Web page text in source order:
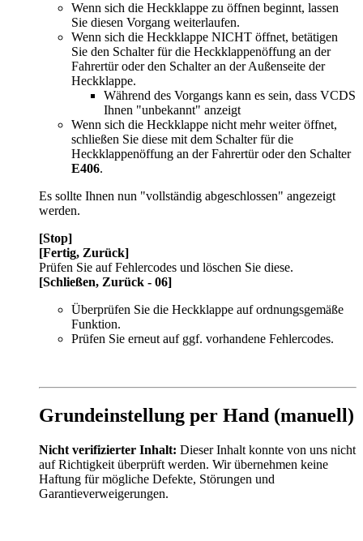
Wenn sich die Heckklappe zu öffnen beginnt, lassen
Sie diesen Vorgang weiterlaufen.
Wenn sich die Heckklappe NICHT öffnet, betätigen
Sie den Schalter für die Heckklappenöffung an der
Fahrertür oder den Schalter an der Außenseite der
Heckklappe.
Während des Vorgangs kann es sein, dass VCDS
Ihnen "unbekannt" anzeigt
Wenn sich die Heckklappe nicht mehr weiter öffnet,
schließen Sie diese mit dem Schalter für die
Heckklappenöffung an der Fahrertür oder den Schalter
E406.
Es sollte Ihnen nun "vollständig abgeschlossen" angezeigt
werden.
[Stop]
[Fertig, Zurück]
Prüfen Sie auf Fehlercodes und löschen Sie diese.
[Schließen, Zurück - 06]
Überprüfen Sie die Heckklappe auf ordnungsgemäße
Funktion.
Prüfen Sie erneut auf ggf. vorhandene Fehlercodes.
Grundeinstellung per Hand (manuell)
Nicht verifizierter Inhalt: Dieser Inhalt konnte von uns nicht
auf Richtigkeit überprüft werden. Wir übernehmen keine
Haftung für mögliche Defekte, Störungen und
Garantieverweigerungen.